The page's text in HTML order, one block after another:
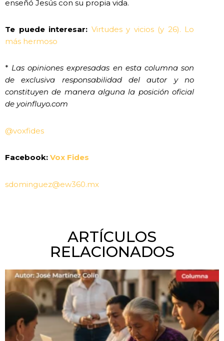
enseñó Jesús con su propia vida.
Te puede interesar: Virtudes y vicios (y 26). Lo
más hermoso
* Las opiniones expresadas en esta columna son
de exclusiva responsabilidad del autor y no
constituyen de manera alguna la posición oficial
de yoinfluyo.com
@voxfides
Facebook: Vox Fides
sdominguez@ew360.mx
ARTÍCULOS
RELACIONADOS